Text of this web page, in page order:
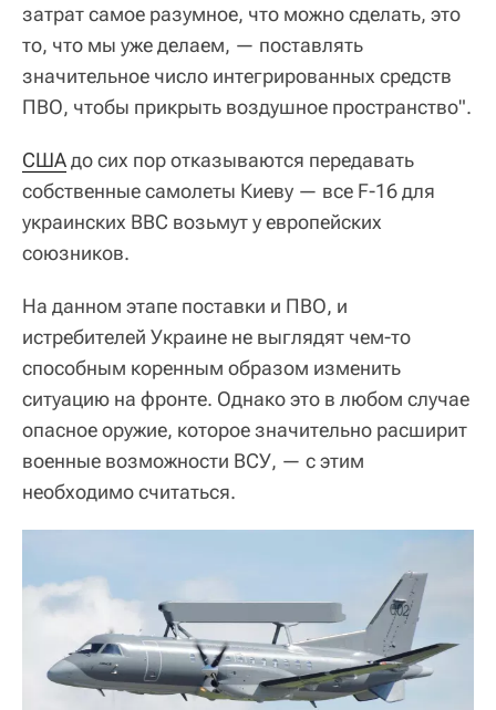
затрат самое разумное, что можно сделать, это
то, что мы уже делаем, — поставлять
значительное число интегрированных средств
ПВО, чтобы прикрыть воздушное пространство".
СШАдо сих пор отказываются передавать
собственные самолеты Киеву — все F-16 для
украинских ВВС возьмут у европейских
союзников.
На данном этапе поставки и ПВО, и
истребителей Украине не выглядят чем-то
способным коренным образом изменить
ситуацию на фронте. Однако это в любом случае
опасное оружие, которое значительно расширит
военные возможности ВСУ, — с этим
необходимо считаться.